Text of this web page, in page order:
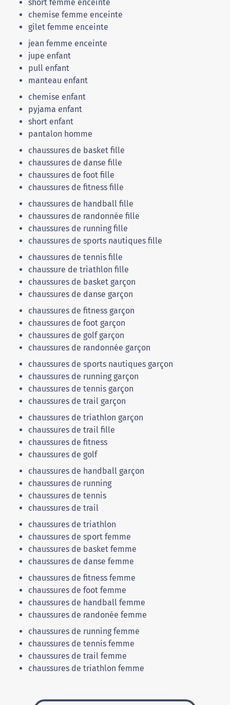
short femme enceinte
chemise femme enceinte
gilet femme enceinte
jean femme enceinte
jupe enfant
pull enfant
manteau enfant
chemise enfant
pyjama enfant
short enfant
pantalon homme
chaussures de basket fille
chaussures de danse fille
chaussures de foot fille
chaussures de fitness fille
chaussures de handball fille
chaussures de randonnée fille
chaussures de running fille
chaussures de sports nautiques fille
chaussures de tennis fille
chaussure de triathlon fille
chaussures de basket garçon
chaussures de danse garçon
chaussures de fitness garçon
chaussures de foot garçon
chaussures de golf garçon
chaussures de randonnée garçon
chaussures de sports nautiques garçon
chaussures de running garçon
chaussures de tennis garçon
chaussures de trail garçon
chaussures de triathlon garçon
chaussures de trail fille
chaussures de fitness
chaussures de golf
chaussures de handball garçon
chaussures de running
chaussures de tennis
chaussures de trail
chaussures de triathlon
chaussures de sport femme
chaussures de basket femme
chaussures de danse femme
chaussures de fitness femme
chaussures de foot femme
chaussures de handball femme
chaussures de randonée femme
chaussures de running femme
chaussures de tennis femme
chaussures de trail femme
chaussures de triathlon femme